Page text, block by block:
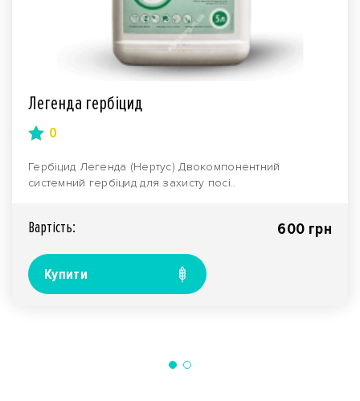
Легенда гербіцид
0
Гербіцид Легенда (Нертус) Двокомпонентний
системний гербіцид для захисту посі..
Вартiсть: 600 грн
Купити